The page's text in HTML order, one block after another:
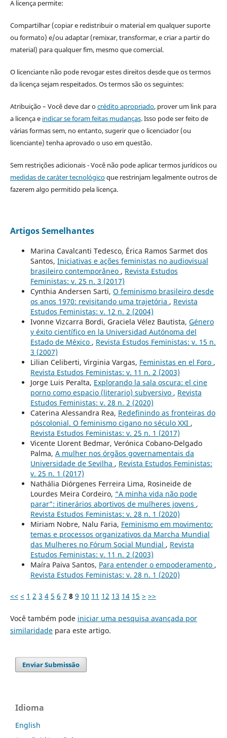
A licença permite:
Compartilhar (copiar e redistribuir o material em qualquer suporte
ou formato) e/ou adaptar (remixar, transformar, e criar a partir do
material) para qualquer fim, mesmo que comercial.
O licenciante não pode revogar estes direitos desde que os termos
da licença sejam respeitados. Os termos são os seguintes:
Atribuição – Você deve dar ocrédito apropriado, prover um link para
a licença e indicar se foram feitas mudanças. Isso pode ser feito de
várias formas sem, no entanto, sugerir que o licenciador (ou
licenciante) tenha aprovado o uso em questão.
Sem restrições adicionais - Você não pode aplicar termos jurídicos ou
medidas de caráter tecnológicoque restrinjam legalmente outros de
fazerem algo permitido pela licença.
Artigos Semelhantes
Marina Cavalcanti Tedesco, Érica Ramos Sarmet dos
Santos, Iniciativas e ações feministas no audiovisual
brasileiro contemporâneo , Revista Estudos
Feministas: v. 25 n. 3 (2017)
Cynthia Andersen Sarti, O feminismo brasileiro desde
os anos 1970: revisitando uma trajetória , Revista
Estudos Feministas: v. 12 n. 2 (2004)
Ivonne Vizcarra Bordi, Graciela Vélez Bautista, Género
y éxito científico en la Universidad Autónoma del
Estado de México , Revista Estudos Feministas: v. 15 n.
3 (2007)
Lilian Celiberti, Virginia Vargas, Feministas en el Foro ,
Revista Estudos Feministas: v. 11 n. 2 (2003)
Jorge Luis Peralta, Explorando la sala oscura: el cine
porno como espacio (literario) subversivo , Revista
Estudos Feministas: v. 28 n. 2 (2020)
Caterina Alessandra Rea, Redefinindo as fronteiras do
póscolonial. O feminismo cigano no século XXI ,
Revista Estudos Feministas: v. 25 n. 1 (2017)
Vicente Llorent Bedmar, Verónica Cobano-Delgado
Palma, A mulher nos órgãos governamentais da
Universidade de Sevilha , Revista Estudos Feministas:
v. 25 n. 1 (2017)
Nathália Diórgenes Ferreira Lima, Rosineide de
Lourdes Meira Cordeiro, “A minha vida não pode
parar”: itinerários abortivos de mulheres jovens ,
Revista Estudos Feministas: v. 28 n. 1 (2020)
Miriam Nobre, Nalu Faria, Feminismo em movimento:
temas e processos organizativos da Marcha Mundial
das Mulheres no Fórum Social Mundial , Revista
Estudos Feministas: v. 11 n. 2 (2003)
Maíra Paiva Santos, Para entender o empoderamento ,
Revista Estudos Feministas: v. 28 n. 1 (2020)
<< < 1 2 3 4 5 6 7 8 9 10 11 12 13 14 15 > >>
Você também pode iniciar uma pesquisa avançada por
similaridadepara este artigo.
Enviar Submissão
Idioma
English